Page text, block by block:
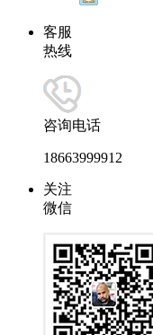
客服
热线
咨询电话
18663999912
关注
微信